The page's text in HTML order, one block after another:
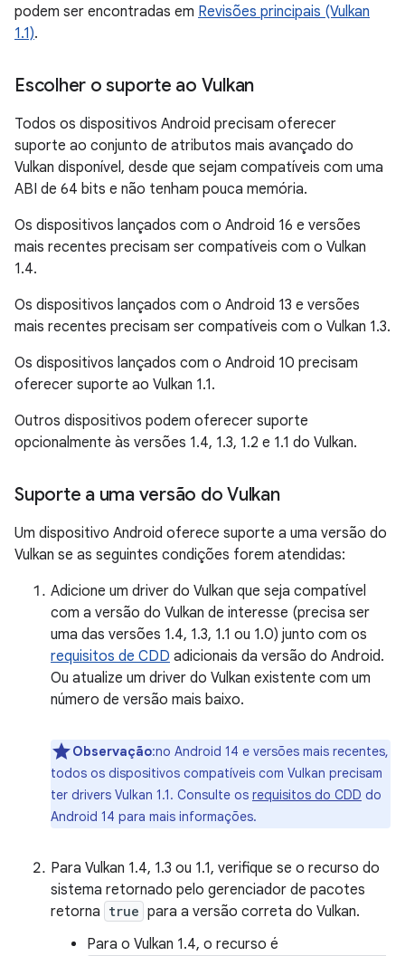
podem ser encontradas em Revisões principais (Vulkan
1.1).
Escolher o suporte ao Vulkan
Todos os dispositivos Android precisam oferecer
suporte ao conjunto de atributos mais avançado do
Vulkan disponível, desde que sejam compatíveis com uma
ABI de 64 bits e não tenham pouca memória.
Os dispositivos lançados com o Android 16 e versões
mais recentes precisam ser compatíveis com o Vulkan
1.4.
Os dispositivos lançados com o Android 13 e versões
mais recentes precisam ser compatíveis com o Vulkan 1.3.
Os dispositivos lançados com o Android 10 precisam
oferecer suporte ao Vulkan 1.1.
Outros dispositivos podem oferecer suporte
opcionalmente às versões 1.4, 1.3, 1.2 e 1.1 do Vulkan.
Suporte a uma versão do Vulkan
Um dispositivo Android oferece suporte a uma versão do
Vulkan se as seguintes condições forem atendidas:
Adicione um driver do Vulkan que seja compatível
com a versão do Vulkan de interesse (precisa ser
uma das versões 1.4, 1.3, 1.1 ou 1.0) junto com os
requisitos de CDD adicionais da versão do Android.
Ou atualize um driver do Vulkan existente com um
número de versão mais baixo.
Observação:no Android 14 e versões mais recentes,
todos os dispositivos compatíveis com Vulkan precisam
ter drivers Vulkan 1.1. Consulte os requisitos do CDD do
Android 14 para mais informações.
Para Vulkan 1.4, 1.3 ou 1.1, verifique se o recurso do
sistema retornado pelo gerenciador de pacotes
retorna true para a versão correta do Vulkan.
Para o Vulkan 1.4, o recurso é